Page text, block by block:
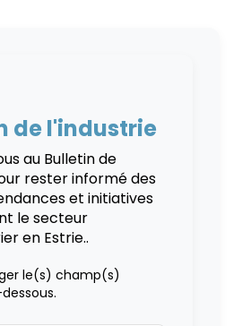
de l'industrie
au Bulletin de
rester informé des
et initiatives
le secteur
en Estrie..
le(s) champ(s)